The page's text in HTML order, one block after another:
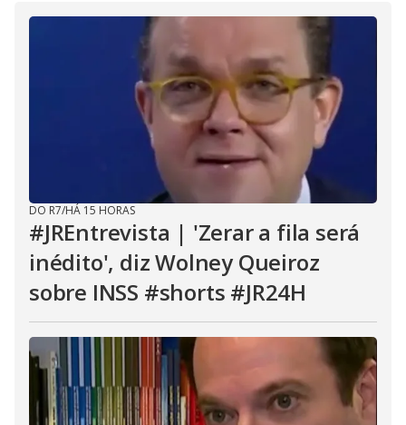
DO R7/HÁ 15 HORAS
#JREntrevista | 'Zerar a fila será
inédito', diz Wolney Queiroz
sobre INSS #shorts #JR24H